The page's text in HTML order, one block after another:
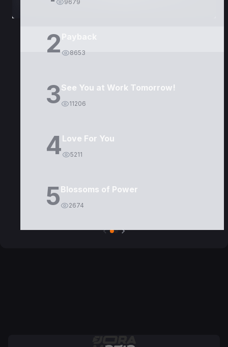
9679
2 8653
3See You at Work Tomorrow!
11206
4Love For You
5211
5Blossoms of Power
2674